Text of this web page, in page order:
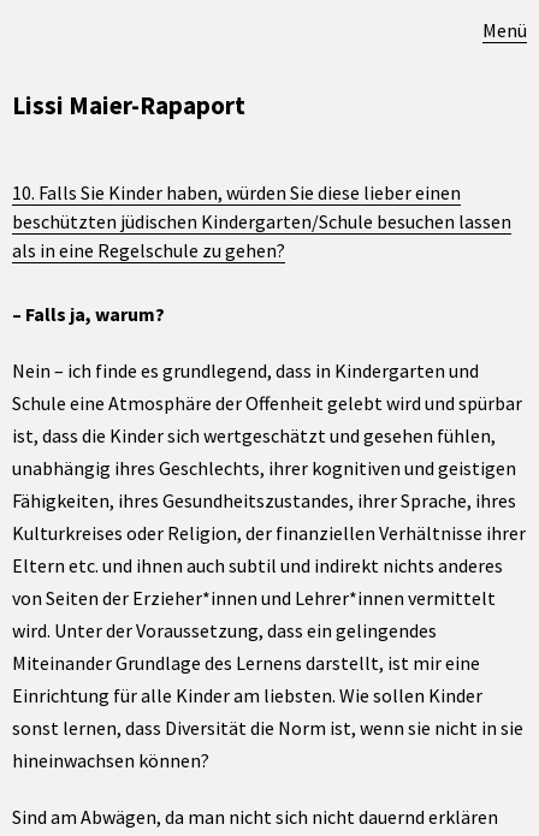
Menü
Lissi Maier-Rapaport
10. Falls Sie Kinder haben, würden Sie diese lieber einen
beschützten jüdischen Kindergarten/Schule besuchen lassen
als in eine Regelschule zu gehen?
– Falls ja, warum?
Nein – ich finde es grundlegend, dass in Kindergarten und
Schule eine Atmosphäre der Offenheit gelebt wird und spürbar
ist, dass die Kinder sich wertgeschätzt und gesehen fühlen,
unabhängig ihres Geschlechts, ihrer kognitiven und geistigen
Fähigkeiten, ihres Gesundheitszustandes, ihrer Sprache, ihres
Kulturkreises oder Religion, der finanziellen Verhältnisse ihrer
Eltern etc. und ihnen auch subtil und indirekt nichts anderes
von Seiten der Erzieher*innen und Lehrer*innen vermittelt
wird. Unter der Voraussetzung, dass ein gelingendes
Miteinander Grundlage des Lernens darstellt, ist mir eine
Einrichtung für alle Kinder am liebsten. Wie sollen Kinder
sonst lernen, dass Diversität die Norm ist, wenn sie nicht in sie
hineinwachsen können?
Sind am Abwägen, da man nicht sich nicht dauernd erklären